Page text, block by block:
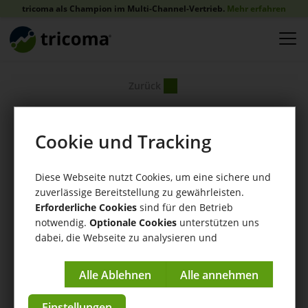
tricoma als Champion im Multi-Channel-Vertrieb. Mehr erfahren
Cookie und Tracking
Diese Webseite nutzt Cookies, um eine sichere und
zuverlässige Bereitstellung zu gewährleisten.
Erforderliche Cookies sind für den Betrieb
notwendig. Optionale Cookies unterstützen uns
dabei, die Webseite zu analysieren und
Impressum| Datenschutzerklärung